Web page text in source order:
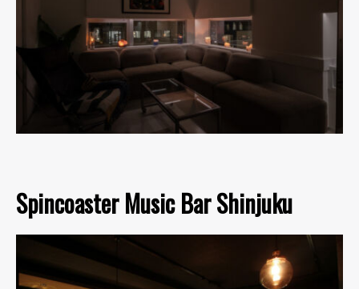
Spincoaster Music Bar Shinjuku